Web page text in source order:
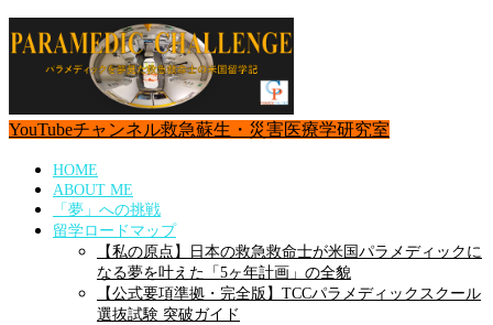
YouTubeチャンネル救急蘇生・災害医療学研究室
HOME
ABOUT ME
「夢」への挑戦
留学ロードマップ
【私の原点】日本の救急救命士が米国パラメディックに
なる夢を叶えた「5ヶ年計画」の全貌
【公式要項準拠・完全版】TCCパラメディックスクール
選抜試験 突破ガイド